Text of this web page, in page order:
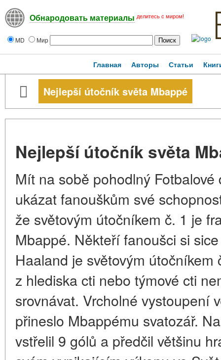
Обнародовать материалы делитесь с миром!
MD Мир
Главная Авторы Статьи
Nejlepší útočník světa Mbappé
Nejlepší útočník světa
Mít na sobě pohodlný
ukázat fanouškům své
že světovým útočníkem č. 1 je
Mbappé. Někteří fanoušci si
Haaland je světovým
z hlediska cti nebo týmové cti
srovnávat. Vrcholné vystoupení
přineslo Mbappému svatozář.
vstřelil 9 gólů a předčil většinu